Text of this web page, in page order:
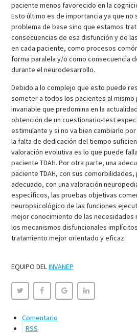
paciente menos favorecido en la
Esto último es de importancia ya que
problema de base sino que estamos
consecuencias de esa disfunción y de
en cada paciente, como procesos
forma paralela y/o como consecuencia
durante el neurodesarrollo.
Debido a lo complejo que esto puede
someter a todos los pacientes al
invariable que predomina en la
obtención de un cuestionario-test
estimulante y si no va bien cambiarlo
la falta de dedicación del tiempo
valoración evolutiva es lo que puede
paciente TDAH. Por otra parte, una
paciente TDAH, con sus
adecuado, con una valoración
específicos, las pruebas objetivas
neuropsicológico de las funciones
mejor conocimiento de las necesidades
los mecanismos disfuncionales
tratamiento mejor orientado y eficaz.
EQUIPO DELINVANEP
Comentario
RSS